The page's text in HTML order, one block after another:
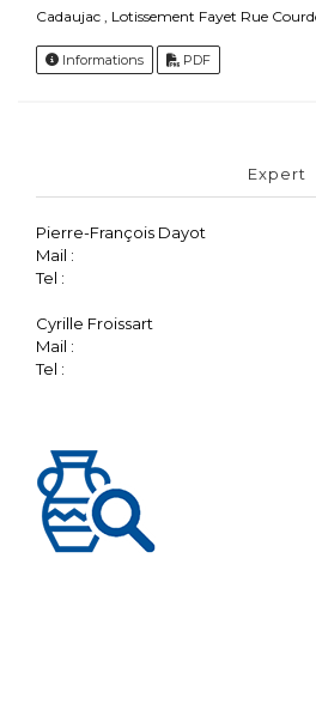
Cadaujac , Lotissement Fayet Rue
Informations PDF
Expert
Pierre-François Dayot
Mail :
Tel :
Cyrille Froissart
Mail :
Tel :